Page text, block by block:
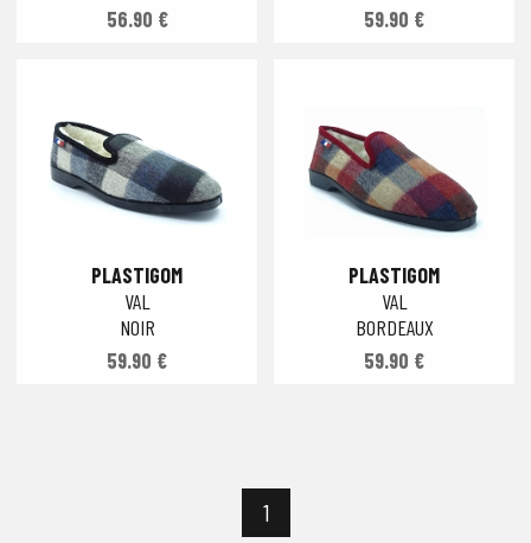
56.90 €
59.90 €
PLASTIGOM
VAL
NOIR
59.90 €
PLASTIGOM
VAL
BORDEAUX
59.90 €
1